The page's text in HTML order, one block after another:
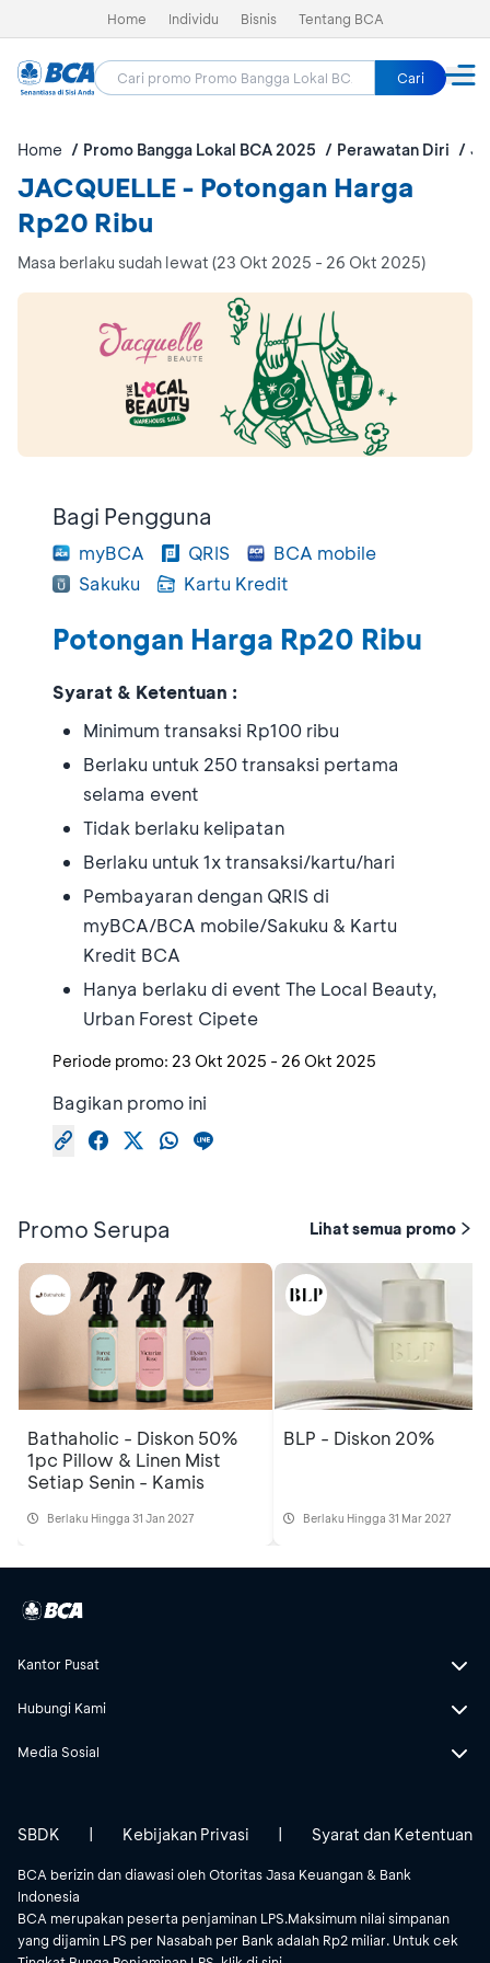
Home Individu Bisnis Tentang BCA
Cari
Home Promo Bangga Lokal BCA 2025 Perawatan Diri
JACQUELLE - Potongan Harga
Rp20 Ribu
Masa berlaku sudah lewat (23 Okt 2025 - 26 Okt 2025)
Bagi Pengguna
myBCA QRIS
BCA mobile
Sakuku
Kartu Kredit
Potongan Harga Rp20 Ribu
Syarat & Ketentuan :
Minimum transaksi Rp100 ribu
Berlaku untuk 250 transaksi pertama
selama event
Tidak berlaku kelipatan
Berlaku untuk 1x transaksi/kartu/hari
Pembayaran dengan QRIS di
myBCA/BCA mobile/Sakuku & Kartu
Kredit BCA
Hanya berlaku di event The Local Beauty,
Urban Forest Cipete
Periode promo: 23 Okt 2025 - 26 Okt 2025
Bagikan promo ini
Promo Serupa Lihat semua promo
Bathaholic - Diskon 50%
1pc Pillow & Linen Mist
Setiap Senin - Kamis
Berlaku Hingga 31 Jan 2027
BLP - Diskon 20%
Berlaku Hingga 31 Mar 2027
Kantor Pusat
Hubungi Kami
Media Sosial
BCA berizin dan diawasi oleh Otoritas Jasa Keuangan & Bank
Indonesia
BCA merupakan peserta penjaminan LPS.Maksimum nilai simpanan
yang dijamin LPS per Nasabah per Bank adalah Rp2 miliar. Untuk cek
SBDK | Kebijakan Privasi | Syarat dan Ketentuan